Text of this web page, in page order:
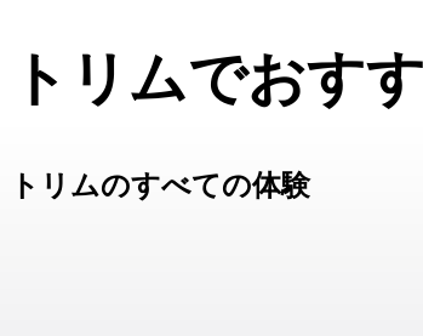
トリムでおす
トリムのすべての体験